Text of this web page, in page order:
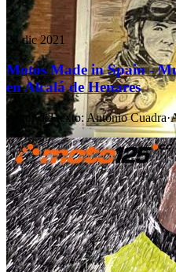
24 dic 2021
Motos Made in Spain -
en Alcalá de Henares
Autor del texto:Antonio Cuadra·